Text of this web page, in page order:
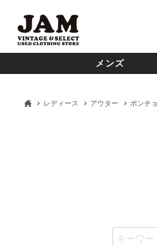
メンズ
レディース アウター ポンチョ